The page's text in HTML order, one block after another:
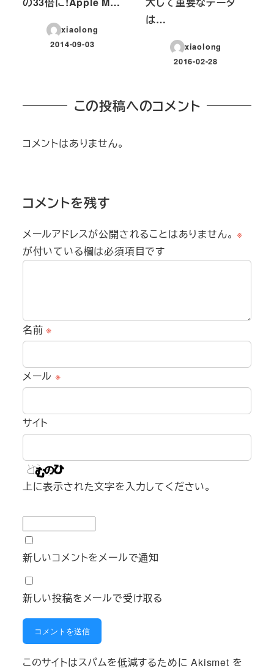
xiaolong
投稿日
2014-09-03
は…
xiaolong
投稿日
2016-02-28
この投稿へのコメント
コメントはありません。
コメントを残す
メールアドレスが公開されることはありません。 ※
が付いている欄は必須項目です
名前※
メール ※
サイト
上に表示された文字を入力してください。
新しいコメントをメールで通知
新しい投稿をメールで受け取る
このサイトはスパムを低減するために Akismet を